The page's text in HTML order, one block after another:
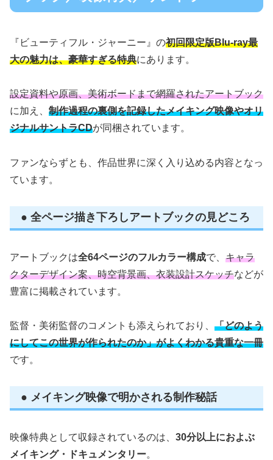
『ビューティフル・ジャーニー』の初回限定版Blu-ray最
大の魅力は、豪華すぎる特典にあります。
設定資料や原画、美術ボードまで網羅されたアートブック
に加え、 制作過程の裏側を記録したメイキング映像やオリ
ジナルサントラCDが同梱されています。
ファンならずとも、作品世界に深く入り込める内容となっ
ています。
● 全ページ描き下ろしアートブックの見どころ
アートブックは全64ページのフルカラー構成で、 キャラ
クターデザイン案、時空背景画、衣装設計スケッチなどが
豊富に掲載されています。
監督・美術監督のコメントも添えられており、 「どのよう
にしてこの世界が作られたのか」がよくわかる貴重な一冊
です。
● メイキング映像で明かされる制作秘話
映像特典として収録されているのは、 30分以上におよぶ
メイキング・ドキュメンタリー。